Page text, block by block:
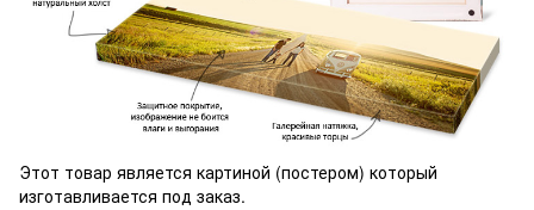
Этот товар является картиной (постером) который
изготавливается под заказ.